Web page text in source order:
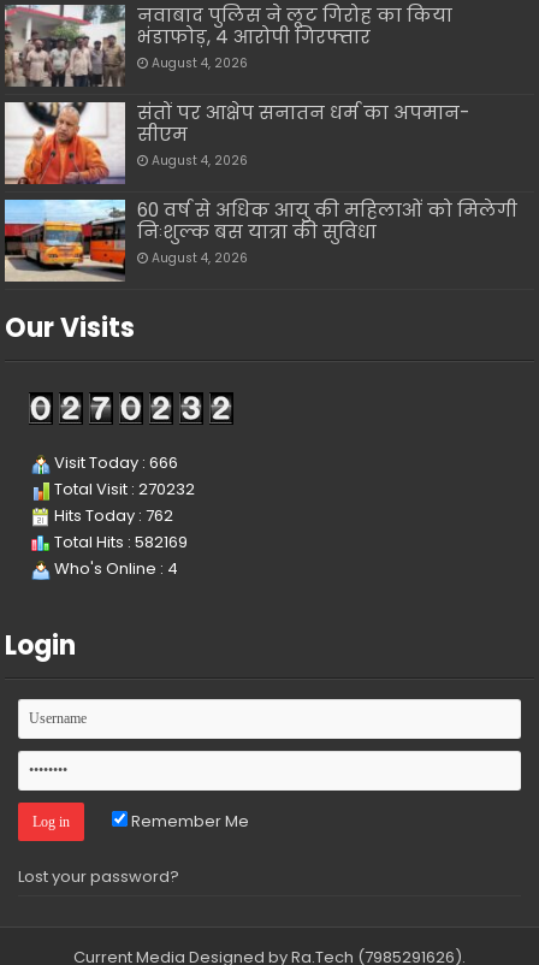
नवाबाद पुलिस ने लूट गिरोह का किया
भंडाफोड़, 4 आरोपी गिरफ्तार
August 4, 2026
संतों पर आक्षेप सनातन धर्म का अपमान-
सीएम
August 4, 2026
60 वर्ष से अधिक आयु की महिलाओं को मिलेगी
निःशुल्क बस यात्रा की सुविधा
August 4, 2026
Our Visits
Visit Today : 666
Total Visit : 270232
Hits Today : 762
Total Hits : 582169
Who's Online : 4
Login
Remember Me
Lost your password?
Current Media Designed by Ra.Tech (7985291626).